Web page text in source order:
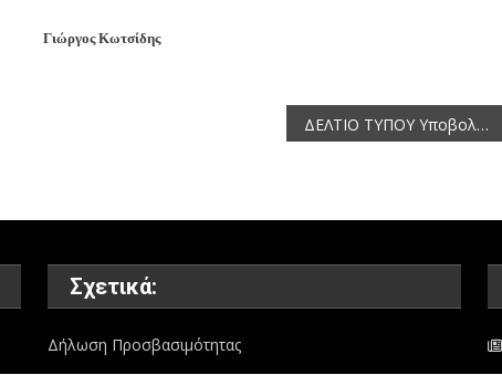
Κωτσίδης
ΔΕΛΤΙΟ ΤΥΠΟΥ Υποβολή αιτήσεων εκδήλωσης ενδιαφέροντος για Συμπληρωματικό Πρόγραμμα Αναδιάρθρωσης και μετατροπής των αμπελώνων για το έτος 2014-2015
Σχετικά:
Δήλωση Προσβασιμότητας